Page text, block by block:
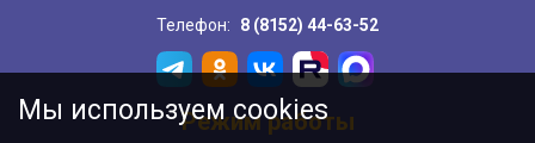
Телефон:
8 (8152) 44-63-52
Режим работы
Мы используем cookies